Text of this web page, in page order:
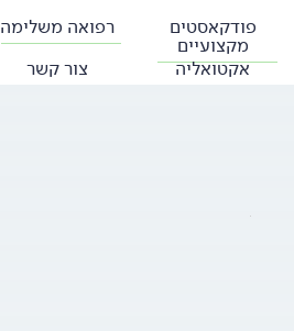
פודקאסטים
מקצועיים
רפואה משלימה
אקטואליה צור קשר